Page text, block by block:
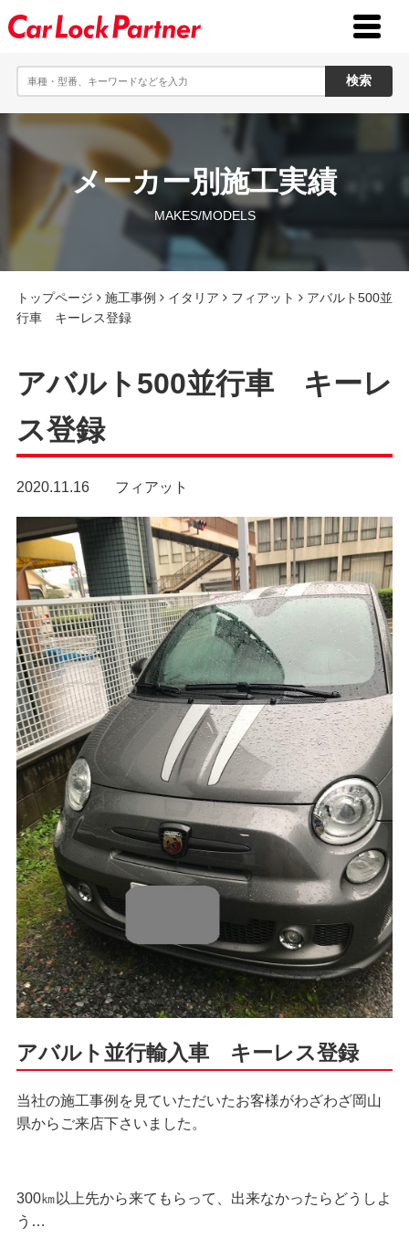
toggle
メーカー別施工実績
MAKES/MODELS
トップページ 施工事例 イタリア フィアット
アバルト500並
行車 キーレス登録
アバルト500並行車 キーレ
ス登録
2020.11.16 フィアット
アバルト並行輸入車 キーレス登録
当社の施工事例を見ていただいたお客様がわざわざ岡山
県からご来店下さいました。
300㎞以上先から来てもらって、出来なかったらどうしよ
う…